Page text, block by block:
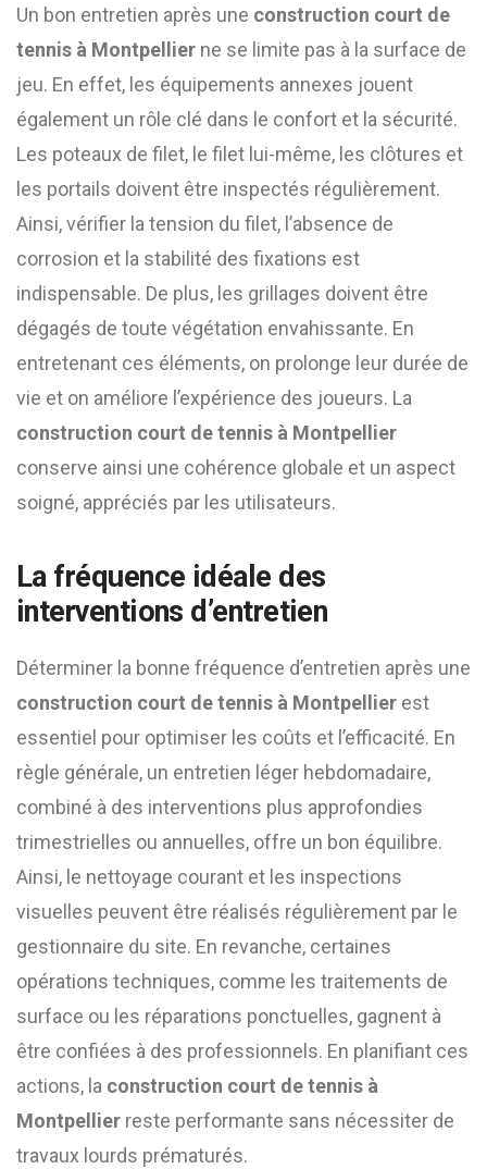
Un bon entretien après une construction court de
tennis à Montpellier ne se limite pas à la surface de
jeu. En effet, les équipements annexes jouent
également un rôle clé dans le confort et la sécurité.
Les poteaux de filet, le filet lui-même, les clôtures et
les portails doivent être inspectés régulièrement.
Ainsi, vérifier la tension du filet, l’absence de
corrosion et la stabilité des fixations est
indispensable. De plus, les grillages doivent être
dégagés de toute végétation envahissante. En
entretenant ces éléments, on prolonge leur durée de
vie et on améliore l’expérience des joueurs. La
construction court de tennis à Montpellier
conserve ainsi une cohérence globale et un aspect
soigné, appréciés par les utilisateurs.
La fréquence idéale des
interventions d’entretien
Déterminer la bonne fréquence d’entretien après une
construction court de tennis à Montpellier est
essentiel pour optimiser les coûts et l’efficacité. En
règle générale, un entretien léger hebdomadaire,
combiné à des interventions plus approfondies
trimestrielles ou annuelles, offre un bon équilibre.
Ainsi, le nettoyage courant et les inspections
visuelles peuvent être réalisés régulièrement par le
gestionnaire du site. En revanche, certaines
opérations techniques, comme les traitements de
surface ou les réparations ponctuelles, gagnent à
être confiées à des professionnels. En planifiant ces
actions, la construction court de tennis à
Montpellier reste performante sans nécessiter de
travaux lourds prématurés.